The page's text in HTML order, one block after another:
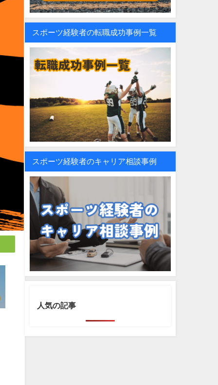
スポーツ経験者の転職成功事例一覧
スポーツ経験者のキャリア相談事例
人気の記事